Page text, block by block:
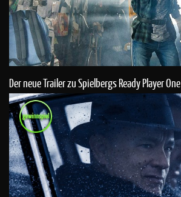
Der neue Trailer zu Spielbergs Ready Player One